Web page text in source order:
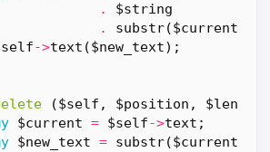
.
$string
.
substr($current
->text ($new_text);
($self, $position,
$current = $self->text ;
$new_text = substr($current